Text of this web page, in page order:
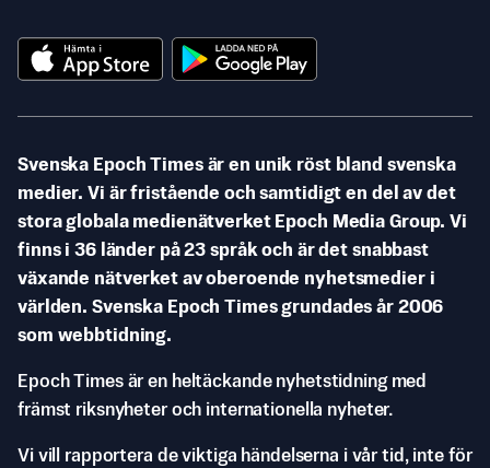
Svenska Epoch Times är en unik röst bland svenska
medier. Vi är fristående och samtidigt en del av det
stora globala medienätverket Epoch Media Group. Vi
finns i 36 länder på 23 språk och är det snabbast
växande nätverket av oberoende nyhetsmedier i
världen. Svenska Epoch Times grundades år 2006
som webbtidning.
Epoch Times är en heltäckande nyhetstidning med
främst riksnyheter och internationella nyheter.
Vi vill rapportera de viktiga händelserna i vår tid, inte för